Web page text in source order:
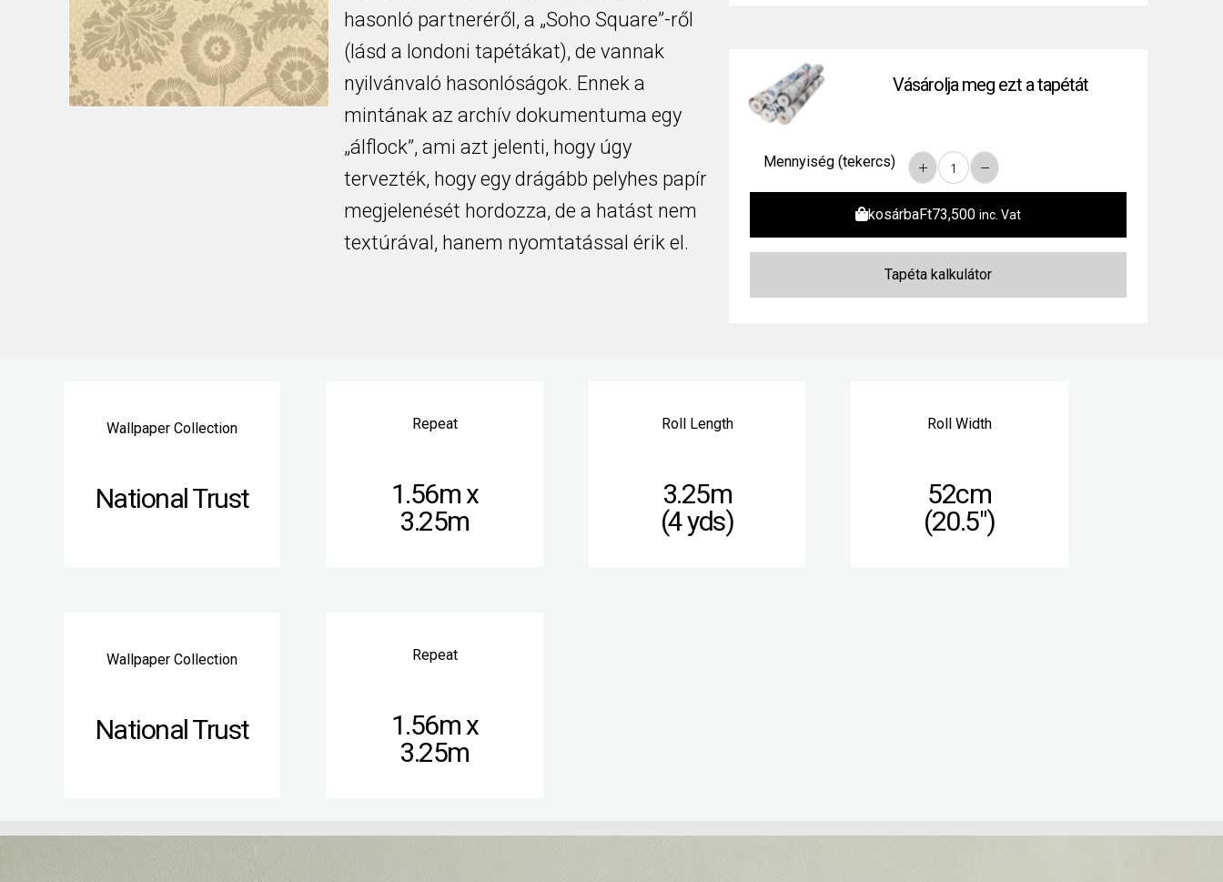
hasonló partneréről, a „Soho Square”-ről
(lásd a londoni tapétákat), de vannak
nyilvánvaló hasonlóságok. Ennek a
mintának az archív dokumentuma egy
„álflock”, ami azt jelenti, hogy úgy
tervezték, hogy egy drágább pelyhes papír
megjelenését hordozza, de a hatást nem
textúrával, hanem nyomtatással érik el.
Vásárolja meg ezt a tapétát
Mennyiség (tekercs)
kosárbaFt73,500 inc. Vat
Wallpaper Collection
National Trust
Repeat
1.56m x
3.25m
Roll Length
3.25m
(4 yds)
Roll Width
52cm
(20.5″)
Wallpaper Collection
National Trust
Repeat
1.56m x
3.25m